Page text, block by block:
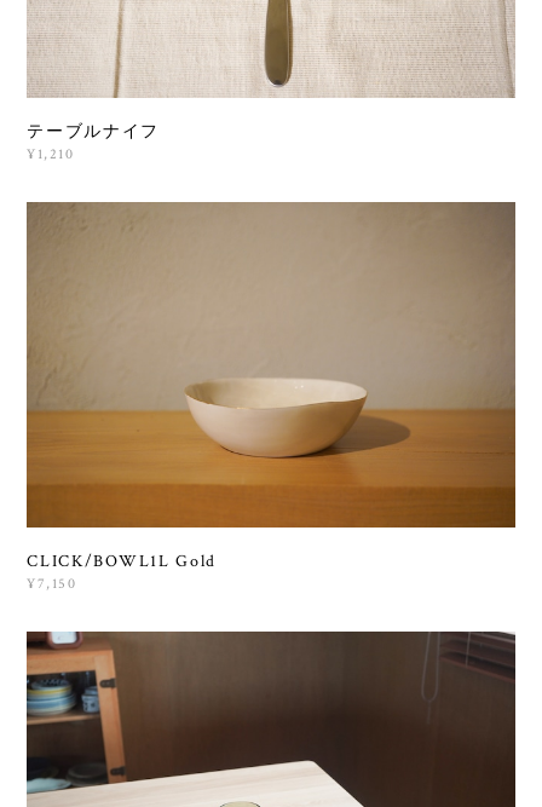
テーブルナイフ
¥1,210
CLICK/BOWL1L Gold
¥7,150